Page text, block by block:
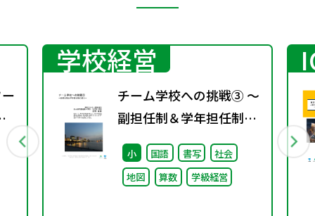
学校経営
チーム学校への挑戦③ ～
副担任制＆学年担任制の
導入～
小 国語 書写
社会
地図
算数 学級経営